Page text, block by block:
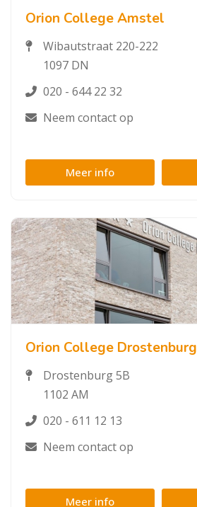
Orion College Amstel
Wibautstraat 220-222
1097 DN
020 - 644 22 32
Neem contact op
Meer info
Orion College Drostenburg
Drostenburg 5B
1102 AM
020 - 611 12 13
Neem contact op
Meer info